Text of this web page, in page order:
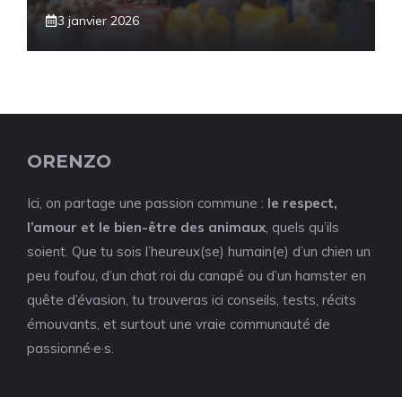
3 janvier 2026
ORENZO
Ici, on partage une passion commune : le respect,
l’amour et le bien-être des animaux, quels qu’ils
soient. Que tu sois l’heureux(se) humain(e) d’un chien un
peu foufou, d’un chat roi du canapé ou d’un hamster en
quête d’évasion, tu trouveras ici conseils, tests, récits
émouvants, et surtout une vraie communauté de
passionné·e·s.